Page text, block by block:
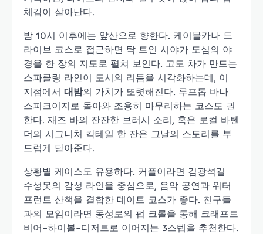
체감이 살아난다.
밤 10시 이후에는 앞산으로 향한다. 케이블카나 드
라이브 코스로 접근하면 탁 트인 시야가 도심의 야
경을 한 장의 지도로 펼쳐 보인다. 고도 차가 만드는
스파클링 라인이 도시의 리듬을 시각화하는데, 이
지점에서 대밤의 가치가 또렷해진다. 루프톱 바나
스피크이지로 돌아와 조용히 마무리하는 코스도 권
한다. 재즈 바의 잔잔한 브러시 소리, 혹은 로컬 바텐
더의 시그니처 칵테일 한 잔은 그날의 스토리를 부
드럽게 닫아준다.
상황별 케이스도 유용하다. 커플이라면 김광석길–
수성못의 감성 라인을 중심으로, 음악 공연과 워터
프런트 산책을 결합한 데이트 코스가 좋다. 친구들
과의 모임이라면 동성로의 펍 크롤을 통해 크래프트
비어–하이볼–디저트로 이어지는 3스텝을 추천한다.